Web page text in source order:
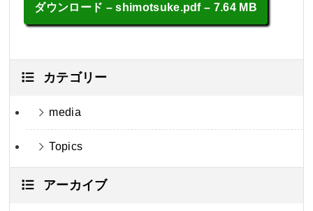
ダウンロード – shimotsuke.pdf – 7.64 MB
カテゴリー
media
Topics
アーカイブ